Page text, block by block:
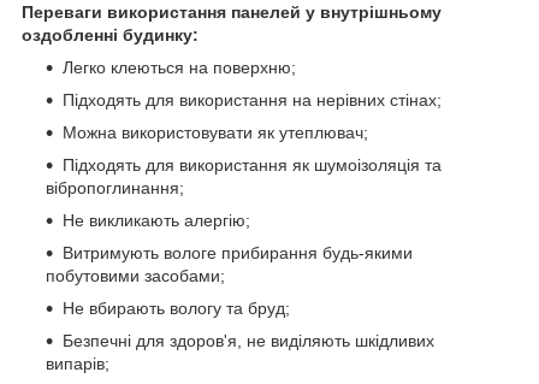
Переваги використання панелей у внутрішньому
оздобленні будинку:
Легко клеються на поверхню;
Підходять для використання на нерівних стінах;
Можна використовувати як утеплювач;
Підходять для використання як шумоізоляція та
вібропоглинання;
Не викликають алергію;
Витримують вологе прибирання будь-якими
побутовими засобами;
Не вбирають вологу та бруд;
Безпечні для здоров'я, не виділяють шкідливих
випарів;